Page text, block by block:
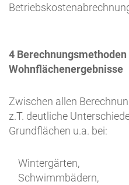
4
Wohnflächenergebnisse
Zwischen allen
z.T. deutliche
Grundflächen u.a. bei:
Wintergärten,
Schwimmbädern,